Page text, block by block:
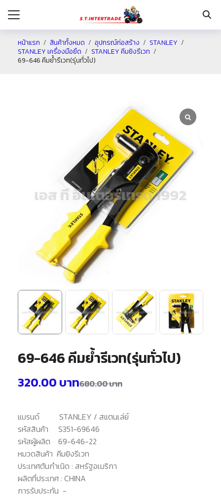
หน้าแรก สินค้าทั้งหมด อุปกรณ์ก่อสร้าง
STANLEY
STANLEY เครื่องมือยึด
STANLEY คีมยิงรีเวท
69-646 คีมย้ำรีเวท(รุ่นทั่วไป)
69-646 คีมย้ำรีเวท(รุ่นทั่วไป)
680.00บาท
320.00 บาท
แบรนด์ STANLEY / สแตนเล่ย์
รหัสสินค้า S351-69646
รหัสผู้ผลิต 69-646-22
หมวดสินค้า คีมยิงรีเวท
ประเทศต้นกำเนิด : สหรัฐอเมริกา
ผลิตที่ประเทศ : CHINA
การรับประกัน -